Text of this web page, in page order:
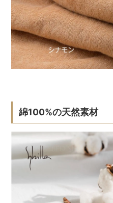
綿100%の天然素材